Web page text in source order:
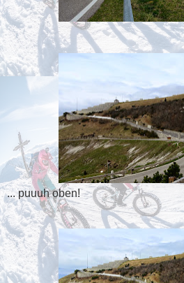
... puuuh oben!